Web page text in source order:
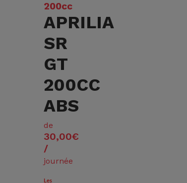
200cc
APRILIA
SR
GT
200CC
ABS
de
30,00€
/
journée
Les